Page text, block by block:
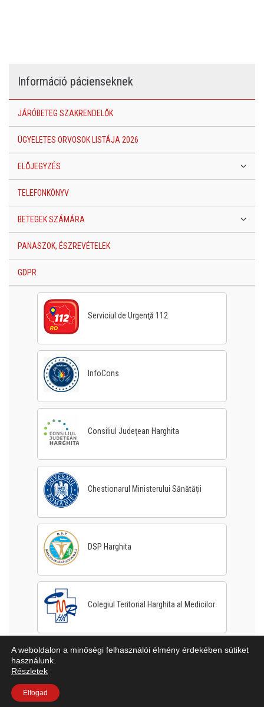
Információ pácienseknek
JÁRÓBETEG SZAKRENDELŐK
ÜGYELETES ORVOSOK LISTÁJA 2026
ELŐJEGYZÉS
TELEFONKÖNYV
BETEGEK SZÁMÁRA
PANASZOK, ÉSZREVÉTELEK
GDPR
Serviciul de Urgenţă 112
InfoCons
Consiliul Judeţean Harghita
Chestionarul Ministerului Sănătății
DSP Harghita
Colegiul Teritorial Harghita al Medicilor
© 2026 - Csíkszeredai Megyei Sürgősségi Kórház | Minden jog fenntartva
A weboldalon a minőségi felhasználói élmény érdekében sütiket
használunk.
Részletek
Elfogad